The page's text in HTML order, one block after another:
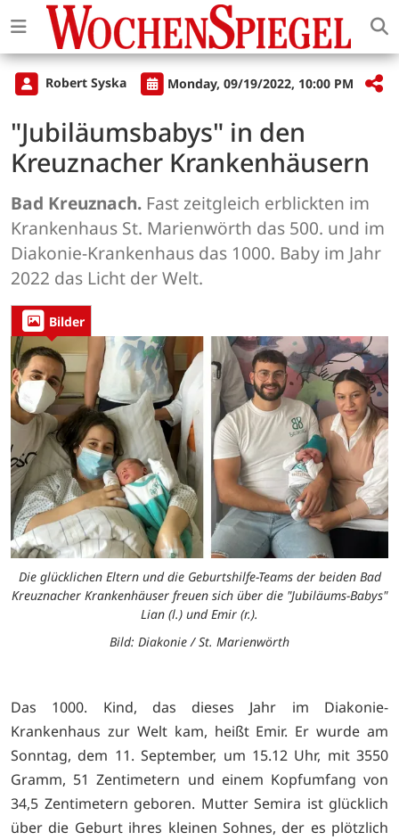
Robert Syska Monday, 09/19/2022, 10:00 PM
"Jubiläumsbabys" in den
Kreuznacher Krankenhäusern
Bad Kreuznach. Fast zeitgleich erblickten im
Krankenhaus St. Marienwörth das 500. und im
Diakonie-Krankenhaus das 1000. Baby im Jahr
2022 das Licht der Welt.
Bilder
Die glücklichen Eltern und die Geburtshilfe-Teams der beiden Bad
Kreuznacher Krankenhäuser freuen sich über die "Jubiläums-Babys"
Lian (l.) und Emir (r.).
Bild: Diakonie / St. Marienwörth
Das 1000. Kind, das dieses Jahr im Diakonie-
Krankenhaus zur Welt kam, heißt Emir. Er wurde am
Sonntag, dem 11. September, um 15.12 Uhr, mit 3550
Gramm, 51 Zentimetern und einem Kopfumfang von
34,5 Zentimetern geboren. Mutter Semira ist glücklich
über die Geburt ihres kleinen Sohnes, der es plötzlich